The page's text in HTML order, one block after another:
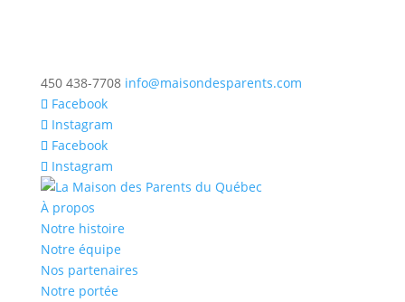
450 438-7708 info@maisondesparents.com
Facebook
Instagram
Facebook
Instagram
À propos
Notre histoire
Notre équipe
Nos partenaires
Notre portée